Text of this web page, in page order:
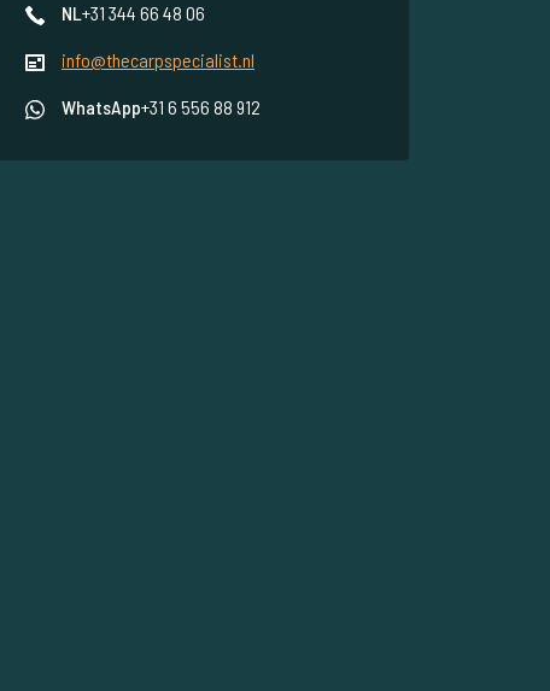
NL+31 344 66 48 06
info@thecarpspecialist.nl
WhatsApp+31 6 556 88 912